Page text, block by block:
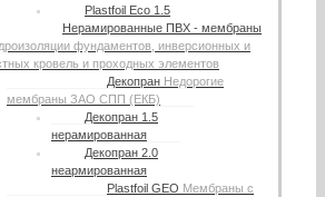
Plastfoil Eco 1.5
Нерамированные ПВХ - мембраны
фундаментов, инверсионных и
кровель и проходных элементов
Декопран Недорогие
мембраны ЗАО СПП (ЕКБ)
Декопран 1.5
нерамированная
Декопран 2.0
неармированная
Plastfoil GEO Мембраны с